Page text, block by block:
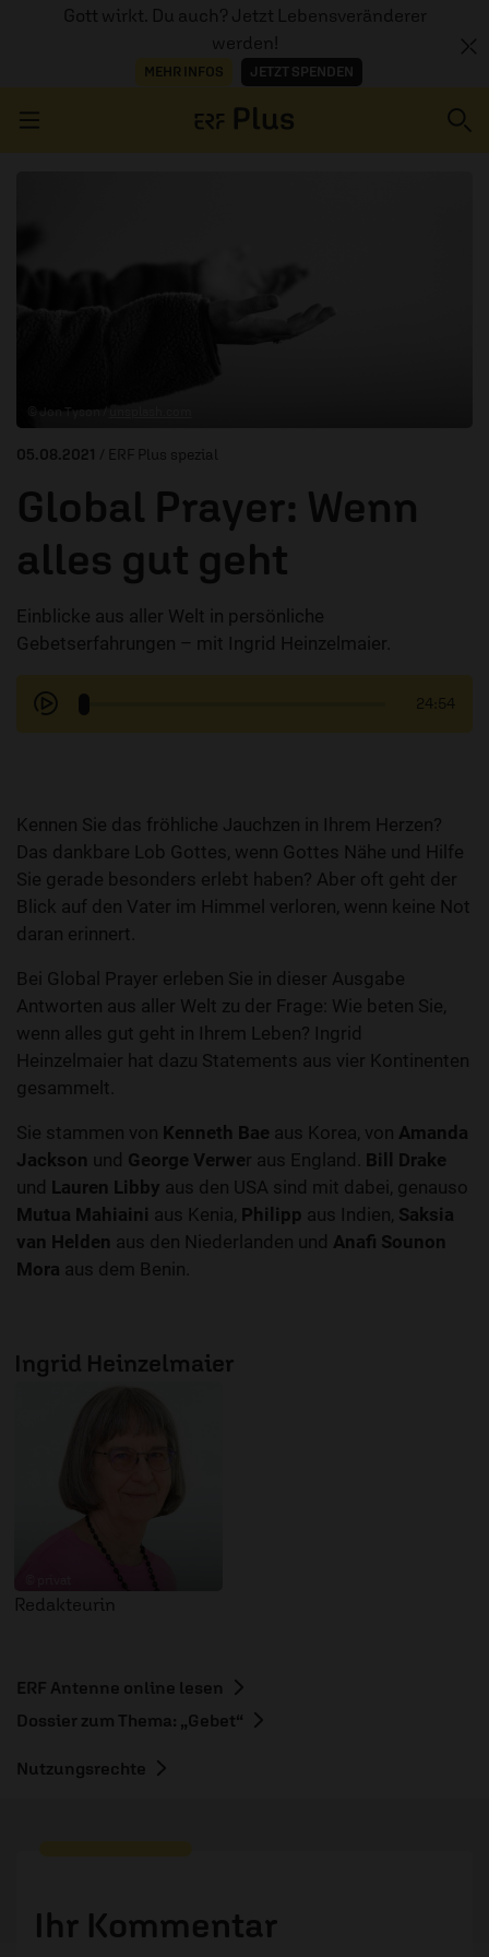
Gott wirkt. Du auch? Jetzt Lebensveränderer
werden!
MEHR INFOS JETZT SPENDEN
© Jon Tyson /
05.08.2021 / ERF Plus spezial
Global Prayer: Wenn
alles gut geht
Einblicke aus aller Welt in persönliche
Gebetserfahrungen – mit Ingrid Heinzelmaier.
24:54
Kennen Sie das fröhliche Jauchzen in Ihrem Herzen?
Das dankbare Lob Gottes, wenn Gottes Nähe und Hilfe
Sie gerade besonders erlebt haben? Aber oft geht der
Blick auf den Vater im Himmel verloren, wenn keine Not
daran erinnert.
Bei Global Prayer erleben Sie in dieser Ausgabe
Antworten aus aller Welt zu der Frage: Wie beten Sie,
wenn alles gut geht in Ihrem Leben? Ingrid
Heinzelmaier hat dazu Statements aus vier Kontinenten
gesammelt.
Sie stammen von Kenneth Bae aus Korea, von Amanda
Jackson und George Verwer aus England. Bill Drake
und Lauren Libby aus den USA sind mit dabei, genauso
Mutua Mahiaini aus Kenia, Philipp aus Indien, Saksia
van Helden aus den Niederlanden und Anafi Sounon
Mora aus dem Benin.
Ingrid Heinzelmaier
Redakteurin
ERF Antenne online lesen
Dossier zum Thema: „Gebet“
Nutzungsrechte
Ihr Kommentar